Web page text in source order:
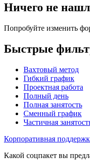
Ничего не
Попробуйте изменить
Быстрые
Вахтовый метод
Гибкий график
Проектная работа
Полный день
Полная занятость
Сменный график
Частичная
Корпоративная
Какой соцпакет вы